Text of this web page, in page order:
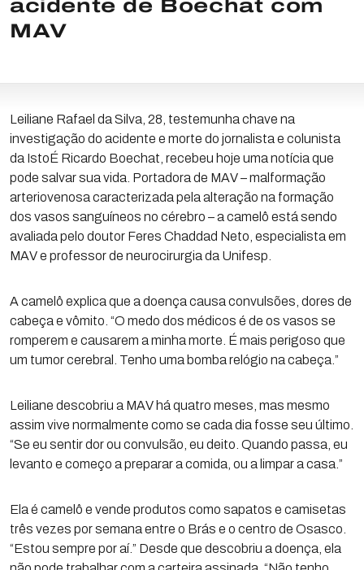
acidente de Boechat com
MAV
Leiliane Rafael da Silva, 28, testemunha chave na
investigação do acidente e morte do jornalista e colunista
da IstoÉ Ricardo Boechat, recebeu hoje uma notícia que
pode salvar sua vida. Portadora de MAV – malformação
arteriovenosa caracterizada pela alteração na formação
dos vasos sanguíneos no cérebro – a camelô está sendo
avaliada pelo doutor Feres Chaddad Neto, especialista em
MAV e professor de neurocirurgia da Unifesp.
A camelô explica que a doença causa convulsões, dores de
cabeça e vômito. “O medo dos médicos é de os vasos se
romperem e causarem a minha morte. É mais perigoso que
um tumor cerebral. Tenho uma bomba relógio na cabeça.”
Leiliane descobriu a MAV há quatro meses, mas mesmo
assim vive normalmente como se cada dia fosse seu último.
“Se eu sentir dor ou convulsão, eu deito. Quando passa, eu
levanto e começo a preparar a comida, ou a limpar a casa.”
Ela é camelô e vende produtos como sapatos e camisetas
três vezes por semana entre o Brás e o centro de Osasco.
“Estou sempre por aí.” Desde que descobriu a doença, ela